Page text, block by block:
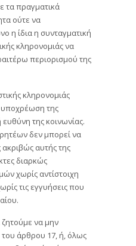
τα πραγματικά
ούτε να
η ίδια η συνταγματική
κληρονομιάς να
περιορισμού της
κληρονομιάς
υποχρέωση της
ευθύνη της κοινωνίας.
δεν μπορεί να
ακριβώς αυτής της
διαρκώς
χωρίς αντίστοιχη
τις εγγυήσεις που
ζητούμε να μην
άρθρου 17, ή, όλως